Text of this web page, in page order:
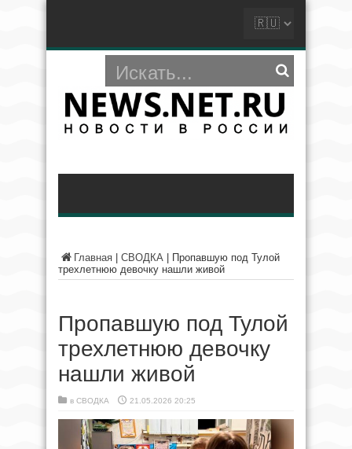
Главная СВОДКА
Пропавшую под Тулой
трехлетнюю девочку нашли живой
Пропавшую под Тулой
трехлетнюю девочку
нашли живой
в СВОДКА 21.05.2026 20:25